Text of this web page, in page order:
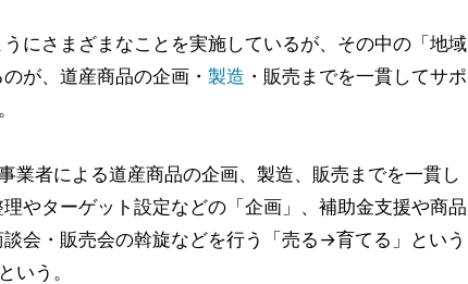
にさまざまなことを実施しているが、その中の「地域
が、道産商品の企画・ 製造 ・販売までを一貫してサポ
業者による道産商品の企画、製造、販売までを一貫し
やターゲット設定などの「企画」、補助金支援や商品
会・販売会の斡旋などを行う「売る→育てる」という
いう。